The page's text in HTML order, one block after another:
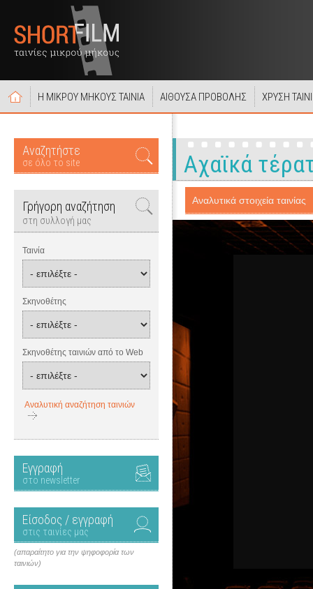
Η ΜΙΚΡΟΥ ΜΗΚΟΥΣ ΤΑΙΝΙΑ ΑΙΘΟΥΣΑ ΠΡΟΒΟΛΗΣ ΧΡΥΣΗ
Αναζητήστε
σε όλο το site
Γρήγορη αναζήτηση
στη συλλογή μας
Ταινία
Σκηνοθέτης
Σκηνοθέτης ταινιών από το Web
Αναλυτική αναζήτηση ταινιών
Εγγραφή
στο newsletter
Είσοδος / εγγραφή
στις ταινίες μας
(απαραίτητο για την ψηφοφορία των
ταινιών)
Αχαϊκά
Αναλυτικά στοιχεία ταινίας